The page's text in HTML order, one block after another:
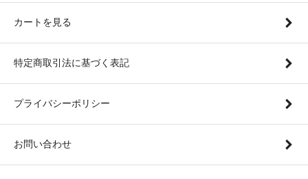
カートを見る
特定商取引法に基づく表記
プライバシーポリシー
お問い合わせ